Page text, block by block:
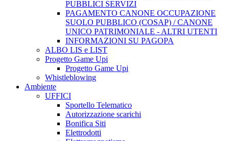
PUBBLICI SERVIZI
PAGAMENTO CANONE OCCUPAZIONE
SUOLO PUBBLICO (COSAP) / CANONE
UNICO PATRIMONIALE - ALTRI UTENTI
INFORMAZIONI SU PAGOPA
ALBO LIS e LIST
Progetto Game Upi
Progetto Game Upi
Whistleblowing
Ambiente
UFFICI
Sportello Telematico
Autorizzazione scarichi
Bonifica Siti
Elettrodotti